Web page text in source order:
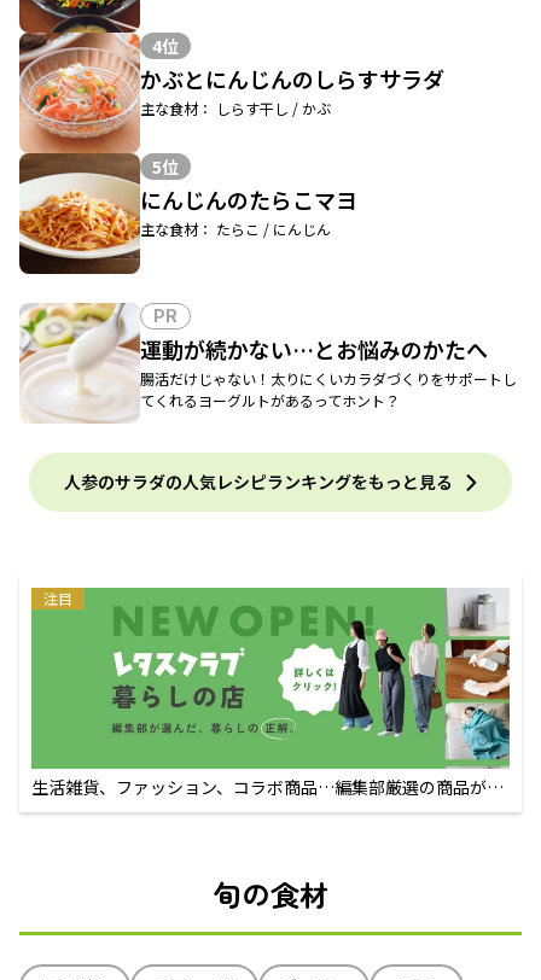
4位
かぶとにんじんのしらすサラダ
主な食材： しらす干し / かぶ
5位
にんじんのたらこマヨ
主な食材： たらこ / にんじん
PR
運動が続かない…とお悩みのかたへ
腸活だけじゃない！太りにくいカラダづくりをサポートし
てくれるヨーグルトがあるってホント？
人参のサラダの人気レシピランキングをもっと見る
注目
生活雑貨、ファッション、コラボ商品…編集部厳選の商品が買
えるECサイト
旬の食材